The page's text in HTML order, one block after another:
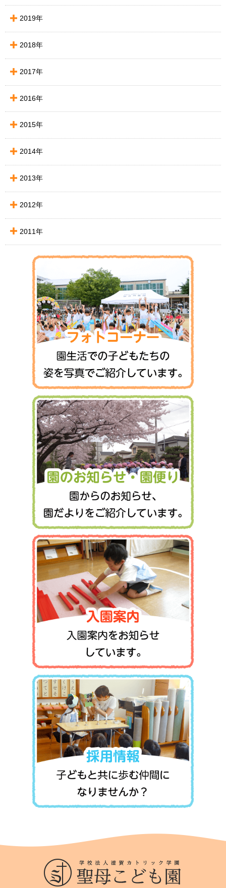
2019年
2018年
2017年
2016年
2015年
2014年
2013年
2012年
2011年